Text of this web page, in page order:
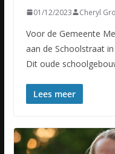
01/12/2023 Cheryl
Voor de Gemeente
aan de Schoolstraat
Dit oude
Lees meer